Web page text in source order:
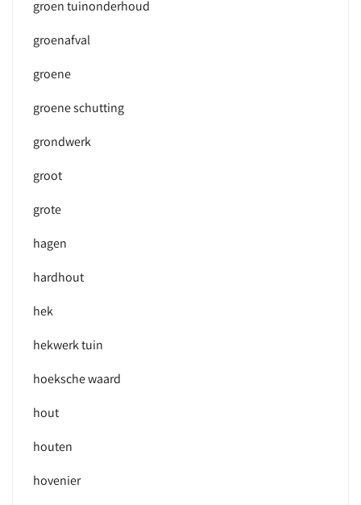
groen tuinonderhoud
groenafval
groene
groene schutting
grondwerk
groot
grote
hagen
hardhout
hek
hekwerk tuin
hoeksche waard
hout
houten
hovenier